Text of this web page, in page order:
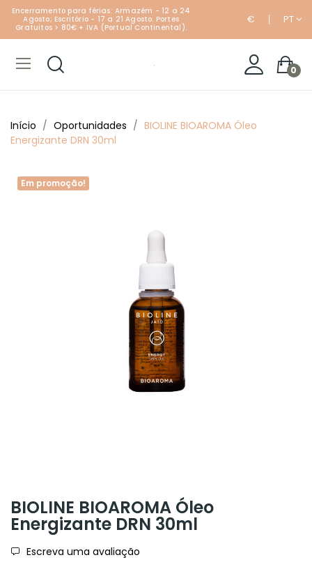
Encerramento para férias: Armazém - 12 a 24
Agosto; Escritório - 17 a 21 Agosto. Portes
Gratuitos > 80€ + IVA (Portual Continental).
€ PT
0
Início Oportunidades
BIOLINE BIOAROMA Óleo
Energizante DRN 30ml
Em promoção!
BIOLINE BIOAROMA Óleo
Energizante DRN 30ml
Escreva uma avaliação